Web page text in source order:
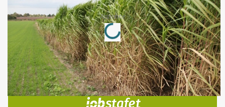
Annonce
Loading...
Jobs
i samarbejde med